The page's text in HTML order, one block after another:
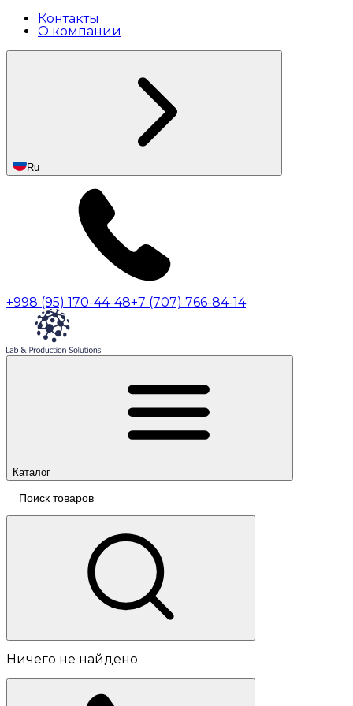
Контакты
О компании
Ru
+998 (95) 170-44-48+7 (707) 766-84-14
Каталог
Ничего не найдено